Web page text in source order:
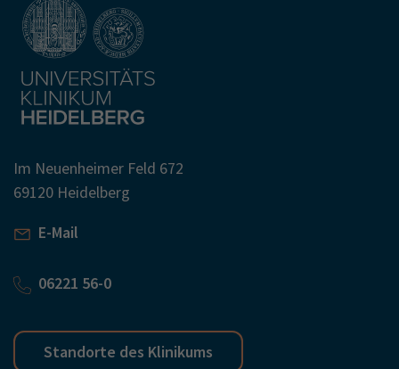
Im Neuenheimer Feld 672
69120 Heidelberg
E-Mail
06221 56-0
Standorte des Klinikums